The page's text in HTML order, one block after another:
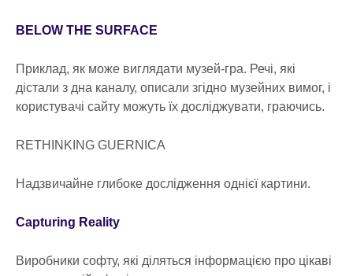
BELOW THE SURFACE
Приклад, як може виглядати музей-гра. Речі, які
дістали з дна каналу, описали згідно музейних вимог, і
користувачі сайту можуть їх досліджувати, граючись.
RETHINKING GUERNICA
Надзвичайне глибоке дослідження однієї картини.
Capturing Reality
Виробники софту, які діляться інформацією про цікаві